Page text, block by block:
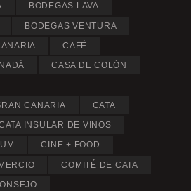
BODEGAS LAVA
BODEGAS VENTURA
CAFÉ
CASA DE COLÓN
CANARIA CATA
INSULAR DE VINOS
CINE + FOOD
COMITÉ DE CATA